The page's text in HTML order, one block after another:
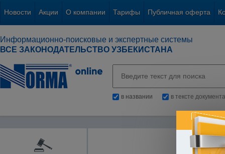
Новости Акции О компании Тарифы Публичная оферта
Информационно-поисковые и экспертные системы
ВСЕ ЗАКОНОДАТЕЛЬСТВО УЗБЕКИСТАНА
в названии в тексте документа